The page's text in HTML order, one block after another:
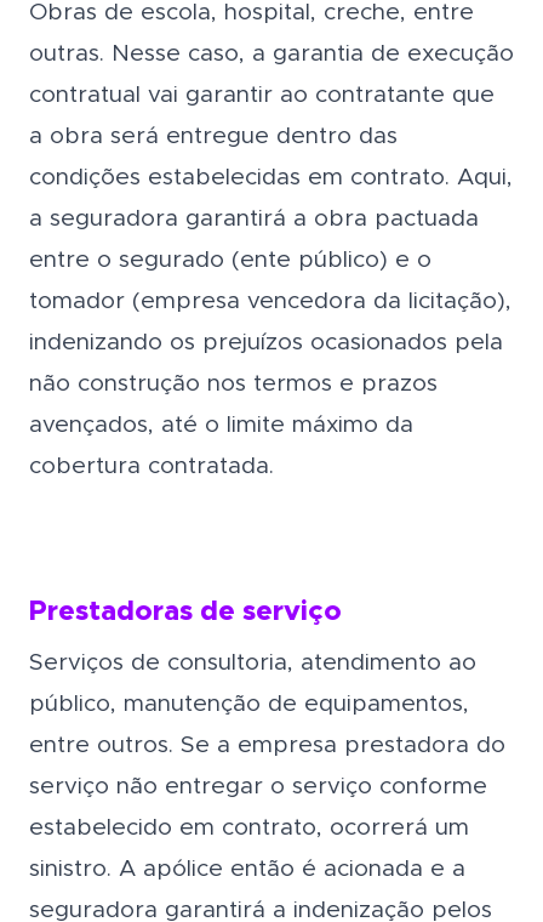
Obras de escola, hospital, creche, entre
outras. Nesse caso, a garantia de execução
contratual vai garantir ao contratante que
a obra será entregue dentro das
condições estabelecidas em contrato. Aqui,
a seguradora garantirá a obra pactuada
entre o segurado (ente público) e o
tomador (empresa vencedora da licitação),
indenizando os prejuízos ocasionados pela
não construção nos termos e prazos
avençados, até o limite máximo da
cobertura contratada.
Prestadoras de serviço
Serviços de consultoria, atendimento ao
público, manutenção de equipamentos,
entre outros. Se a empresa prestadora do
serviço não entregar o serviço conforme
estabelecido em contrato, ocorrerá um
sinistro. A apólice então é acionada e a
seguradora garantirá a indenização pelos